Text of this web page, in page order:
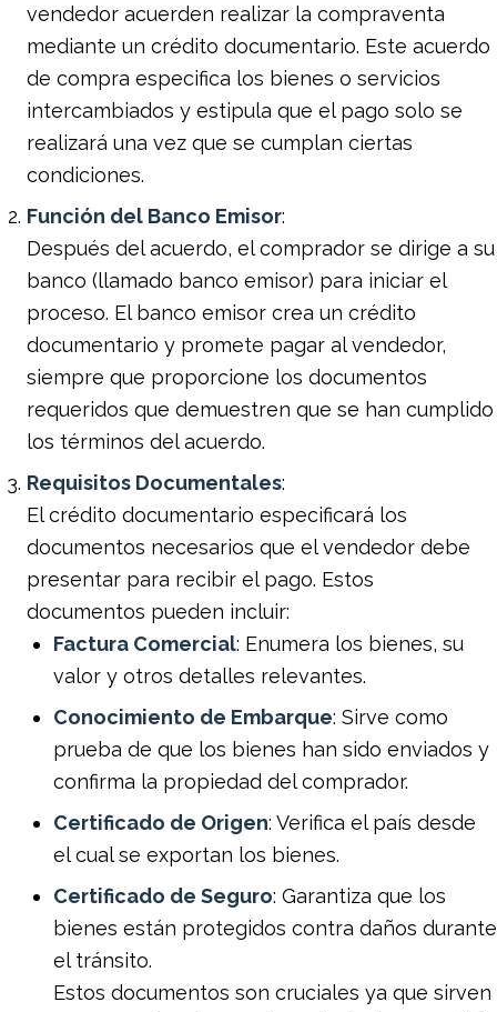
vendedor acuerden realizar la compraventa
mediante un crédito documentario. Este acuerdo
de compra especifica los bienes o servicios
intercambiados y estipula que el pago solo se
realizará una vez que se cumplan ciertas
condiciones.
Función del Banco Emisor:
Después del acuerdo, el comprador se dirige a su
banco (llamado banco emisor) para iniciar el
proceso. El banco emisor crea un crédito
documentario y promete pagar al vendedor,
siempre que proporcione los documentos
requeridos que demuestren que se han cumplido
los términos del acuerdo.
Requisitos Documentales:
El crédito documentario especificará los
documentos necesarios que el vendedor debe
presentar para recibir el pago. Estos
documentos pueden incluir:
Factura Comercial: Enumera los bienes, su
valor y otros detalles relevantes.
Conocimiento de Embarque: Sirve como
prueba de que los bienes han sido enviados y
confirma la propiedad del comprador.
Certificado de Origen: Verifica el país desde
el cual se exportan los bienes.
Certificado de Seguro: Garantiza que los
bienes están protegidos contra daños durante
el tránsito.
Estos documentos son cruciales ya que sirven